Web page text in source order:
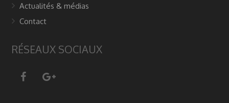
Actualités & médias
Contact
RÉSEAUX SOCIAUX